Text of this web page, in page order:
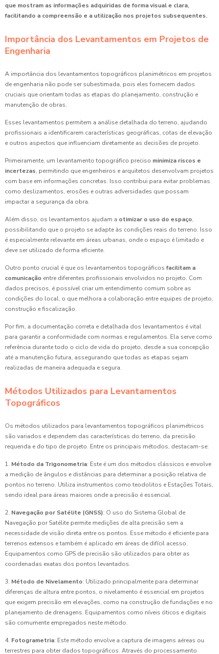
que mostram as informações adquiridas de forma visual e clara,
facilitando a compreensão e a utilização nos projetos subsequentes.
Importância dos Levantamentos em Projetos de
Engenharia
A importância dos levantamentos topográficos planimétricos em projetos
de engenharia não pode ser subestimada, pois eles fornecem dados
cruciais que orientam todas as etapas do planejamento, construção e
manutenção de obras.
Esses levantamentos permitem a análise detalhada do terreno, ajudando
profissionais a identificarem características geográficas, cotas de elevação
e outros aspectos que influenciam diretamente as decisões de projeto.
Primeiramente, um levantamento topográfico preciso minimiza riscos e
incertezas, permitindo que engenheiros e arquitetos desenvolvam projetos
com base em informações concretas. Isso contribui para evitar problemas
como deslizamentos, erosões e outras adversidades que possam
impactar a segurança da obra.
Além disso, os levantamentos ajudam a otimizar o uso do espaço,
possibilitando que o projeto se adapte às condições reais do terreno. Isso
é especialmente relevante em áreas urbanas, onde o espaço é limitado e
deve ser utilizado de forma eficiente.
Outro ponto crucial é que os levantamentos topográficos facilitam a
comunicação entre diferentes profissionais envolvidos no projeto. Com
dados precisos, é possível criar um entendimento comum sobre as
condições do local, o que melhora a colaboração entre equipes de projeto,
construção e fiscalização.
Por fim, a documentação correta e detalhada dos levantamentos é vital
para garantir a conformidade com normas e regulamentos. Ela serve como
referência durante todo o ciclo de vida do projeto, desde a sua concepção
até a manutenção futura, assegurando que todas as etapas sejam
realizadas de maneira adequada e segura.
Métodos Utilizados para Levantamentos
Topográficos
Os métodos utilizados para levantamentos topográficos planimétricos
são variados e dependem das características do terreno, da precisão
requerida e do tipo de projeto. Entre os principais métodos, destacam-se:
1. Método da Trigonometria: Este é um dos métodos clássicos e envolve
a medição de ângulos e distâncias para determinar a posição relativa de
pontos no terreno. Utiliza instrumentos como teodolitos e Estações Totais,
sendo ideal para áreas maiores onde a precisão é essencial.
2. Navegação por Satélite (GNSS): O uso do Sistema Global de
Navegação por Satélite permite medições de alta precisão sem a
necessidade de visão direta entre os pontos. Esse método é eficiente para
terrenos extensos e também é aplicado em áreas de difícil acesso.
Equipamentos como GPS de precisão são utilizados para obter as
coordenadas exatas dos pontos levantados.
3. Método de Nivelamento: Utilizado principalmente para determinar
diferenças de altura entre pontos, o nivelamento é essencial em projetos
que exigem precisão em elevações, como na construção de fundações e no
planejamento de drenagens. Equipamentos como níveis óticos e digitais
são comumente empregados neste método.
4. Fotogrametria: Este método envolve a captura de imagens aéreas ou
terrestres para obter dados topográficos. Através do processamento